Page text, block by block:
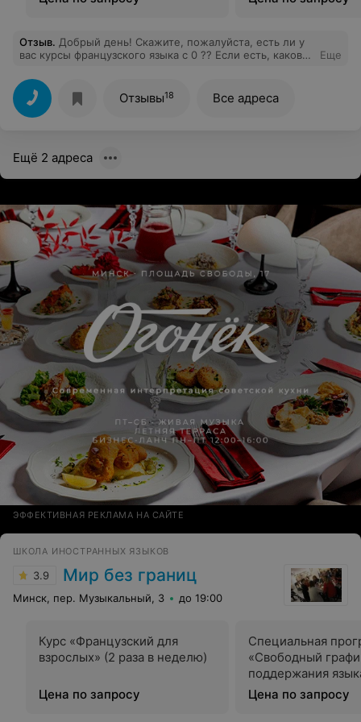
Отзыв. Добрый день! Скажите, пожалуйста, есть ли у
вас курсы французского языка с 0 ?? Если есть, какова
Еще
Отзывы18 Все адреса
Ещё 2 адреса
ЭФФЕКТИВНАЯ РЕКЛАМА НА САЙТЕ
ШКОЛА ИНОСТРАННЫХ ЯЗЫКОВ
3.9 Мир без границ
Минск, пер. Музыкальный, 3 до 19:00
Курс «Французский для
взрослых» (2 раза в неделю)
Цена по запросу
Специальная
«Свободный
поддержания
неделю)
Цена по запросу